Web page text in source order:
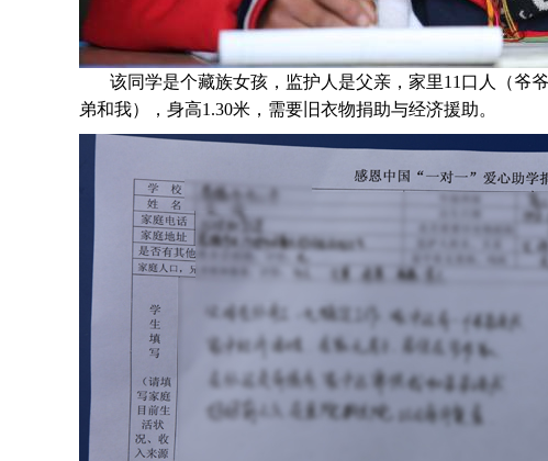
该同学是个藏族女孩，监护人是父亲，家里11 口人（爷
弟和我），身高1.30米，需要旧衣物捐助与经济援助。